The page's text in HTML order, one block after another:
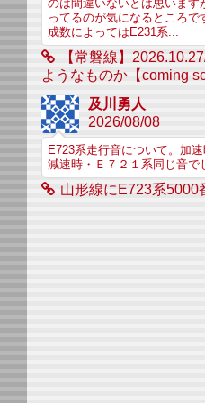
のは間違いないとは思います
ってるのが気になるところ
成数によってはE231系...
【常磐線】
ようなものか【coming
及川勇人
2026/08/08
E723系走行音について。加
減速時・Ｅ７２１系同じ音で
山形線にE723系5000